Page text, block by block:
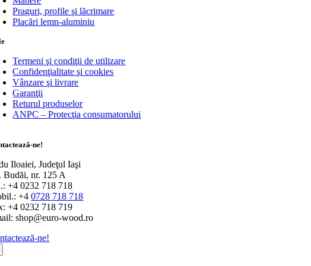
Praguri, profile şi lăcrimare
Placări lemn-aluminiu
Termeni şi condiţii de utilizare
Confidenţialitate şi cookies
Vânzare şi livrare
Garanţii
Returul produselor
ANPC – Protecţia consumatorului
ne!
Iloaiei, Judeţul Iaşi
Budăi, nr. 125 A
+4 0232 718 718
+40728 718 718
+4 0232 718 719
shop@euro-wood.ro
ne!